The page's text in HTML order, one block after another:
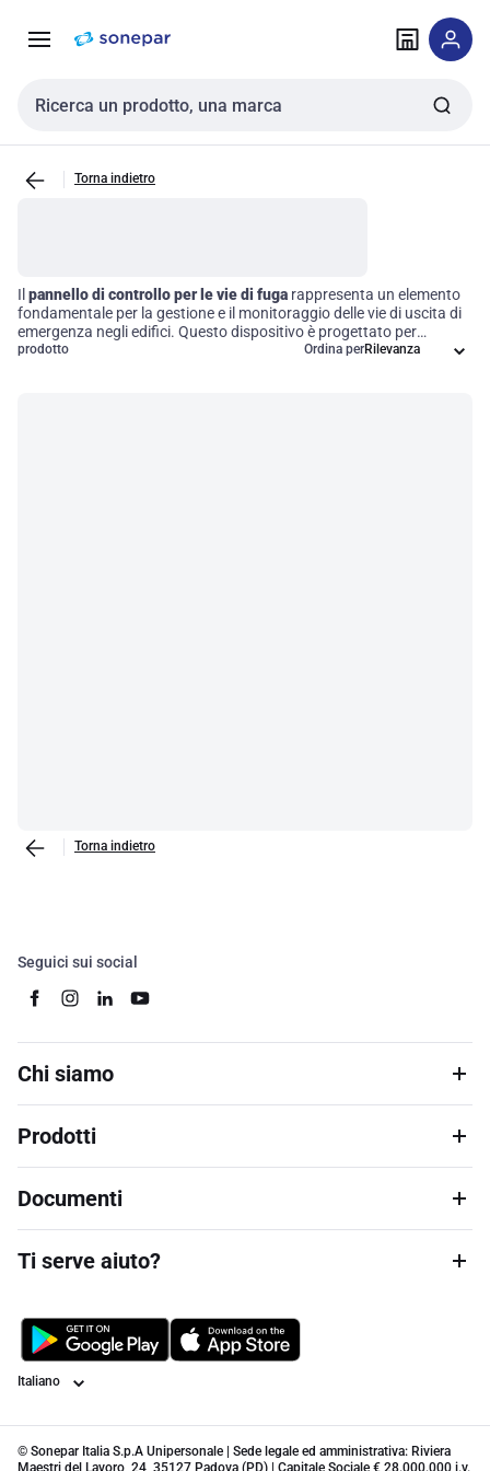
navigazione alla
Cerca input
Torna indietro
Il pannello di controllo per le vie di fuga rappresenta un elemento
fondamentale per la gestione e il monitoraggio delle vie di uscita di
emergenza negli edifici. Questo dispositivo è progettato per
integrare funzionalità essenziali come il controllo dell'illuminazione, i
prodotto Ordina per
Torna indietro
Seguici sui social
Chi siamo
Prodotti
Documenti
Ti serve aiuto?
Lingua
© Sonepar Italia S.p.A Unipersonale | Sede legale ed amministrativa: Riviera
Maestri del Lavoro, 24, 35127 Padova (PD) | Capitale Sociale € 28.000.000 i.v.